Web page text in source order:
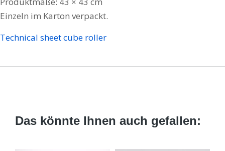
Einzeln im Karton verpackt.
Technical sheet cube roller
Das könnte Ihnen auch gefallen: